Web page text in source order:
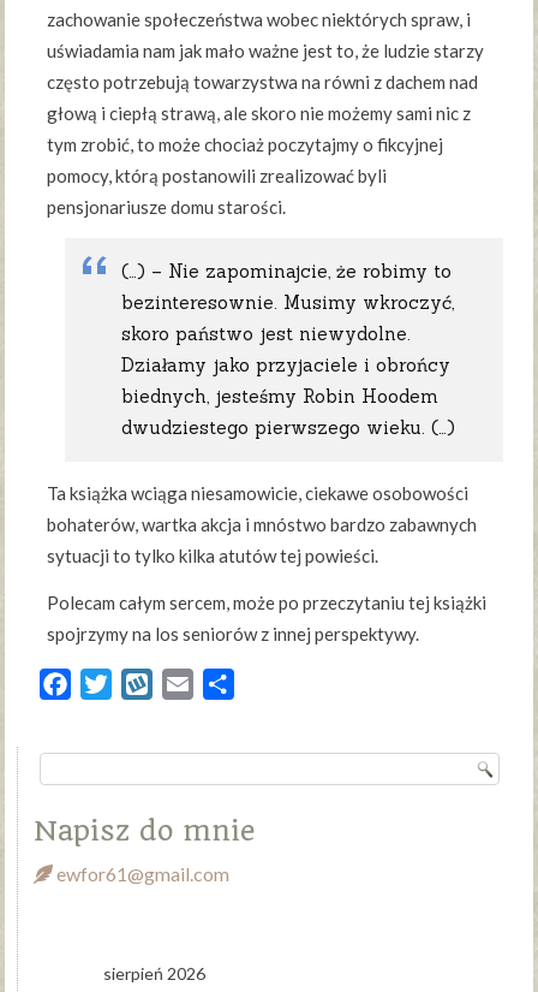
zachowanie społeczeństwa wobec niektórych spraw, i
uświadamia nam jak mało ważne jest to, że ludzie starzy
często potrzebują towarzystwa na równi z dachem nad
głową i ciepłą strawą, ale skoro nie możemy sami nic z
tym zrobić, to może chociaż poczytajmy o fikcyjnej
pomocy, którą postanowili zrealizować byli
pensjonariusze domu starości.
(…) – Nie zapominajcie, że robimy to
bezinteresownie. Musimy wkroczyć,
skoro państwo jest niewydolne.
Działamy jako przyjaciele i obrońcy
biednych, jesteśmy Robin Hoodem
dwudziestego pierwszego wieku. (…)
Ta książka wciąga niesamowicie, ciekawe osobowości
bohaterów, wartka akcja i mnóstwo bardzo zabawnych
sytuacji to tylko kilka atutów tej powieści.
Polecam całym sercem, może po przeczytaniu tej książki
spojrzymy na los seniorów z innej perspektywy.
FacebookTwitterWykopEmail
Napisz do mnie
ewfor61@gmail.com
sierpień 2026